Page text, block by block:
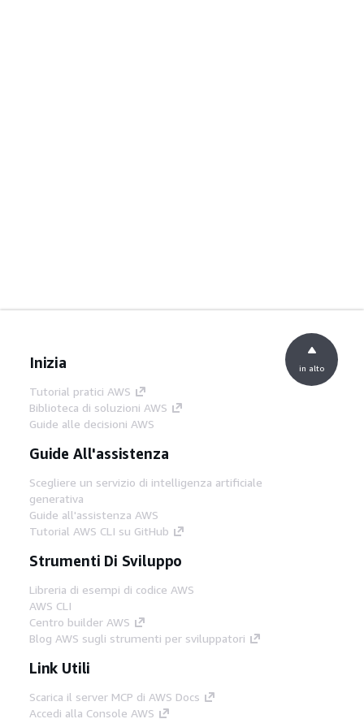
Inizia
Tutorial pratici AWS
Biblioteca di soluzioni AWS
Guide alle decisioni AWS
Guide All'assistenza
Scegliere un servizio di intelligenza artificiale
generativa
Guide all'assistenza AWS
Tutorial AWS CLI su GitHub
Strumenti Di Sviluppo
Libreria di esempi di codice AWS
AWS CLI
Centro builder AWS
Blog AWS sugli strumenti per sviluppatori
Link Utili
Scarica il server MCP di AWS Docs
Accedi alla Console AWS
in alto